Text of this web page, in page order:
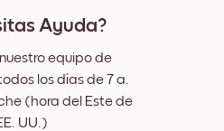
Ayuda?
equipo de
los días de 7 a.
(hora del Este de
UU.)